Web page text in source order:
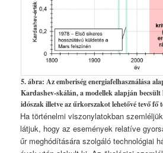
5. ábra: Az emberiség energiafelhasználása
Kardashev-skálán, a modellek alapján
idószak illetve az űrkorszakot lehetővé tevő fő
Ha történelmi viszonylatokban
látjuk, hogy az események relatíve
űr meghódítására szolgáló technológiai